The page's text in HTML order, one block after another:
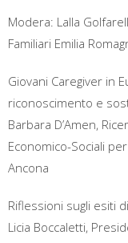
Modera: Lalla
Familiari Emilia
Giovani Caregiver in
riconoscimento e
Barbara D’Amen,
Economico-Sociali per
Ancona
Riflessioni sugli esiti
Licia Boccaletti,